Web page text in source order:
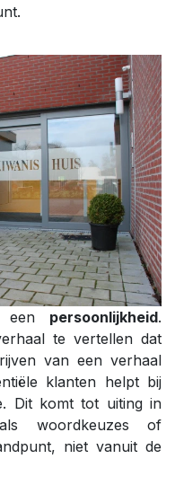
een persoonlijkheid.
te vertellen dat
van een verhaal
klanten helpt bij
Dit komt tot uiting in
woordkeuzes of
niet vanuit de